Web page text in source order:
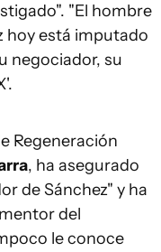
"El hombre
hoy está imputado
negociador, su
Regeneración
, ha asegurado
de Sánchez" y ha
del
le conoce